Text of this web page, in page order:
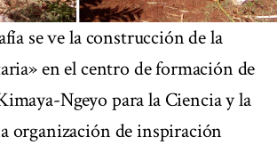
se ve la construcción de la
en el centro de formación de
Ngeyo para la Ciencia y la
organización de inspiración